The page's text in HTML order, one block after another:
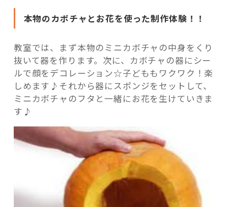
本物のカボチャとお花を使った制作体験！！
教室では、まず本物のミニカボチャの中身をくり
抜いて器を作ります。次に、カボチャの器にシー
ルで顔をデコレーション☆子どももワクワク！楽
しめます♪それから器にスポンジをセットして、
ミニカボチャのフタと一緒にお花を生けていきま
す♪